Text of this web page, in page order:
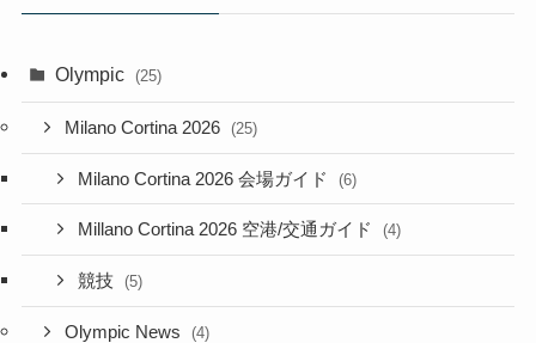
Olympic (25)
Milano Cortina 2026 (25)
Milano Cortina 2026 会場ガイド (6)
Millano Cortina 2026 空港/交通ガイド (4)
競技 (5)
Olympic News (4)